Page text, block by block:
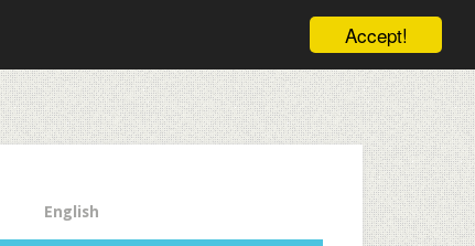
Accept!
English